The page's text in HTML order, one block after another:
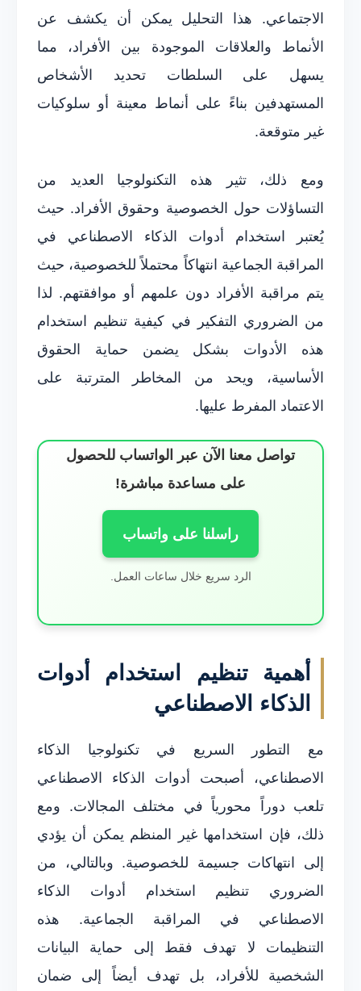
الاجتماعي. هذا التحليل يمكن أن يكشف عن
الأنماط والعلاقات الموجودة بين الأفراد، مما
يسهل على السلطات تحديد الأشخاص
المستهدفين بناءً على أنماط معينة أو سلوكيات
غير متوقعة.
ومع ذلك، تثير هذه التكنولوجيا العديد من
التساؤلات حول الخصوصية وحقوق الأفراد. حيث
يُعتبر استخدام أدوات الذكاء الاصطناعي في
المراقبة الجماعية انتهاكاً محتملاً للخصوصية، حيث
يتم مراقبة الأفراد دون علمهم أو موافقتهم. لذا
من الضروري التفكير في كيفية تنظيم استخدام
هذه الأدوات بشكل يضمن حماية الحقوق
الأساسية، ويحد من المخاطر المترتبة على
الاعتماد المفرط عليها.
تواصل معنا الآن عبر الواتساب للحصول
على مساعدة مباشرة!
راسلنا على واتساب
الرد سريع خلال ساعات العمل.
أهمية تنظيم استخدام أدوات
الذكاء الاصطناعي
مع التطور السريع في تكنولوجيا الذكاء
الاصطناعي، أصبحت أدوات الذكاء الاصطناعي
تلعب دوراً محورياً في مختلف المجالات. ومع
ذلك، فإن استخدامها غير المنظم يمكن أن يؤدي
إلى انتهاكات جسيمة للخصوصية. وبالتالي، من
الضروري تنظيم استخدام أدوات الذكاء
الاصطناعي في المراقبة الجماعية. هذه
التنظيمات لا تهدف فقط إلى حماية البيانات
الشخصية للأفراد، بل تهدف أيضاً إلى ضمان